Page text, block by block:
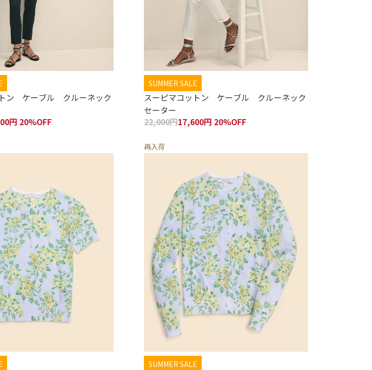
ン ケーブル クルーネック
円 20%OFF
SUMMER SALE
スーピマコットン ケーブル クルーネック
セーター
22,000円17,600円 20%OFF
再入荷
SUMMER SALE